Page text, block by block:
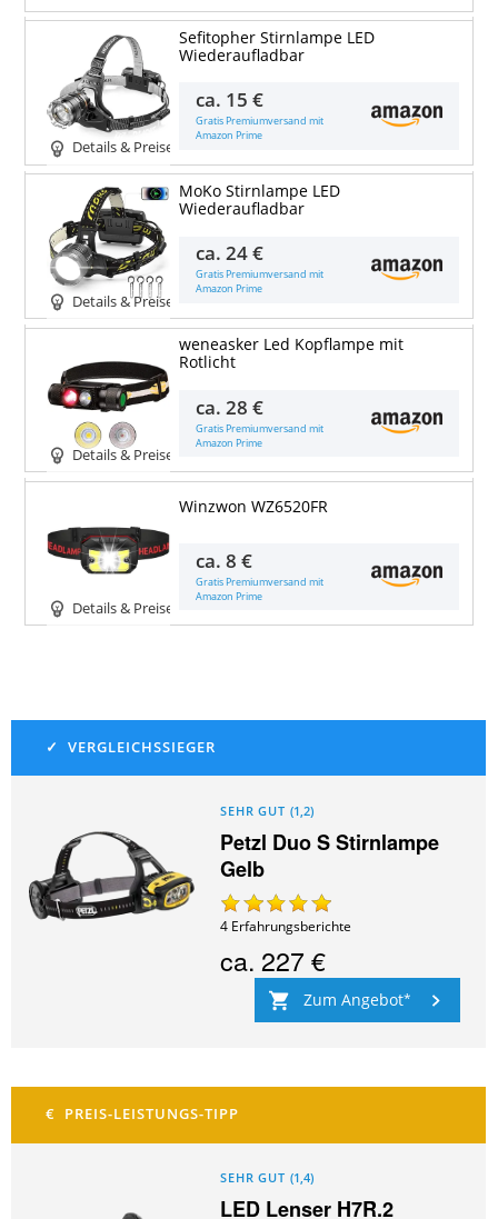
Details & Preise
Sefitopher Stirnlampe LED
Wiederaufladbar
ca. 15 €
Gratis Premiumversand mit
Amazon Prime
Details & Preise
MoKo Stirnlampe LED
Wiederaufladbar
ca.24 €
Gratis Premiumversand mit
Amazon Prime
Details & Preise
weneasker Led Kopflampe mit
Rotlicht
ca.28 €
Gratis Premiumversand mit
Amazon Prime
Details & Preise
Winzwon WZ6520FR
ca.8 €
Gratis Premiumversand mit
Amazon Prime
SEHR GUT (1,2)
Petzl Duo S Stirnlampe
Gelb
4 Erfahrungsberichte
ca.227 €
Zum Angebot
SEHR GUT (1,4)
LED Lenser H7R.2